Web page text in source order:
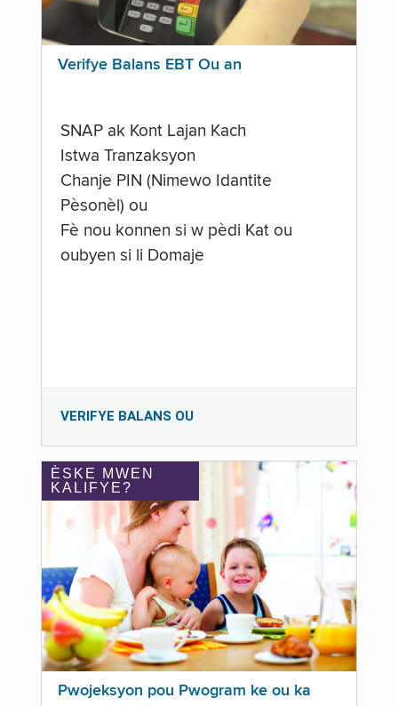
Verifye Balans EBT Ou an
SNAP ak Kont Lajan Kach
Istwa Tranzaksyon
Chanje PIN (Nimewo Idantite
Pèsonèl) ou
Fè nou konnen si w pèdi Kat ou
oubyen si li Domaje
VERIFYE BALANS OU
ÈSKE MWEN
KALIFYE?
Pwojeksyon pou Pwogram ke ou ka